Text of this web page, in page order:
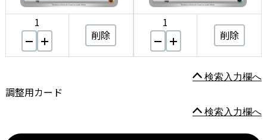
1
削除
1
削除
検索入力欄へ
調整用カード
検索入力欄へ